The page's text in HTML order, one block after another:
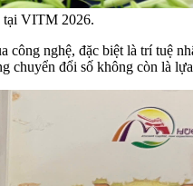
tại VITM 2026.
nghệ, đặc biệt là trí tuệ
đổi số không còn là